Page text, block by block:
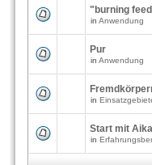
"burning
in Anwendung
Pur
in Anwendung
in
Start mit
in